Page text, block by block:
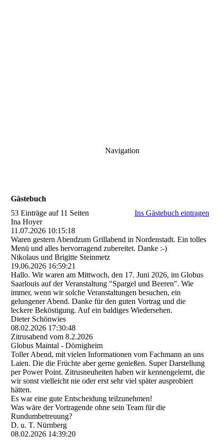
Navigation
Gästebuch
53 Einträge auf 11 Seiten
Ins Gästebuch eintragen
Ina Hoyer
11.07.2026 10:15:18
Waren gestern Abendzum Grillabend in Nordenstadt. Ein tolles
Menü und alles hervorragend zubereitet. Danke :-)
Nikolaus und Brigitte Steinmetz
19.06.2026 16:59:21
Hallo. Wir waren am Mittwoch, den 17. Juni 2026, im Globus
Saarlouis auf der Veranstaltung "Spargel und Beeren". Wie
immer, wenn wir solche Veranstaltungen besuchen, ein
gelungener Abend. Danke für den guten Vortrag und die
leckere Beköstigung. Auf ein baldiges Wiedersehen.
Dieter Schönwies
08.02.2026 17:30:48
Zitrusabend vom 8.2.2026
Globus Maintal - Dörnigheim
Toller Abend, mit vielen Informationen vom Fachmann an uns
Laien. Die die Früchte aber gerne genießen. Super Darstellung
per Power Point. Zitrusneuheiten haben wir kennengelernt, die
wir sonst vielleicht nie oder erst sehr viel später ausprobiert
hätten.
Es war eine gute Entscheidung teilzunehmen!
Was wäre der Vortragende ohne sein Team für die
Rundumbetreuung?
D. u. T. Nürnberg
08.02.2026 14:39:20